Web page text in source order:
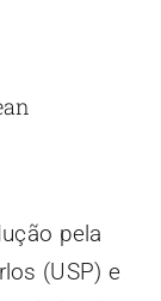
pela
(USP) e